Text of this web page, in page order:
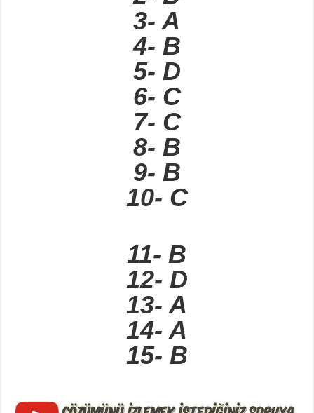
3- A
4- B
5- D
6- C
7- C
8- B
9- B
10- C
11- B
12- D
13- A
14- A
15- B